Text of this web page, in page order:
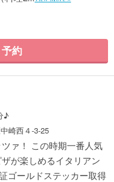
約
♪
崎西４-3-25
ァ！ この時期一番人気
が楽しめるイタリアン
ゴールドステッカー取得